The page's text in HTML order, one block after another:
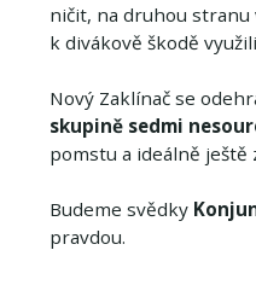
ničit, na druhou stranu
k divákově škodě
Nový Zaklínač se
skupině sedmi
pomstu a ideálně ještě
Budeme svědky
pravdou.